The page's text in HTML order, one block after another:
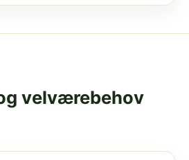
velværebehov